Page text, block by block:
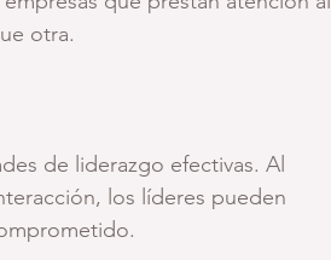
otra.
de liderazgo efectivas. Al
los líderes pueden